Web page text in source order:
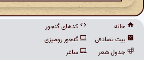
خانه
بیت تصادفی
جدول شعر
کدهای گنجور
گنجور رومیزی
ساغر